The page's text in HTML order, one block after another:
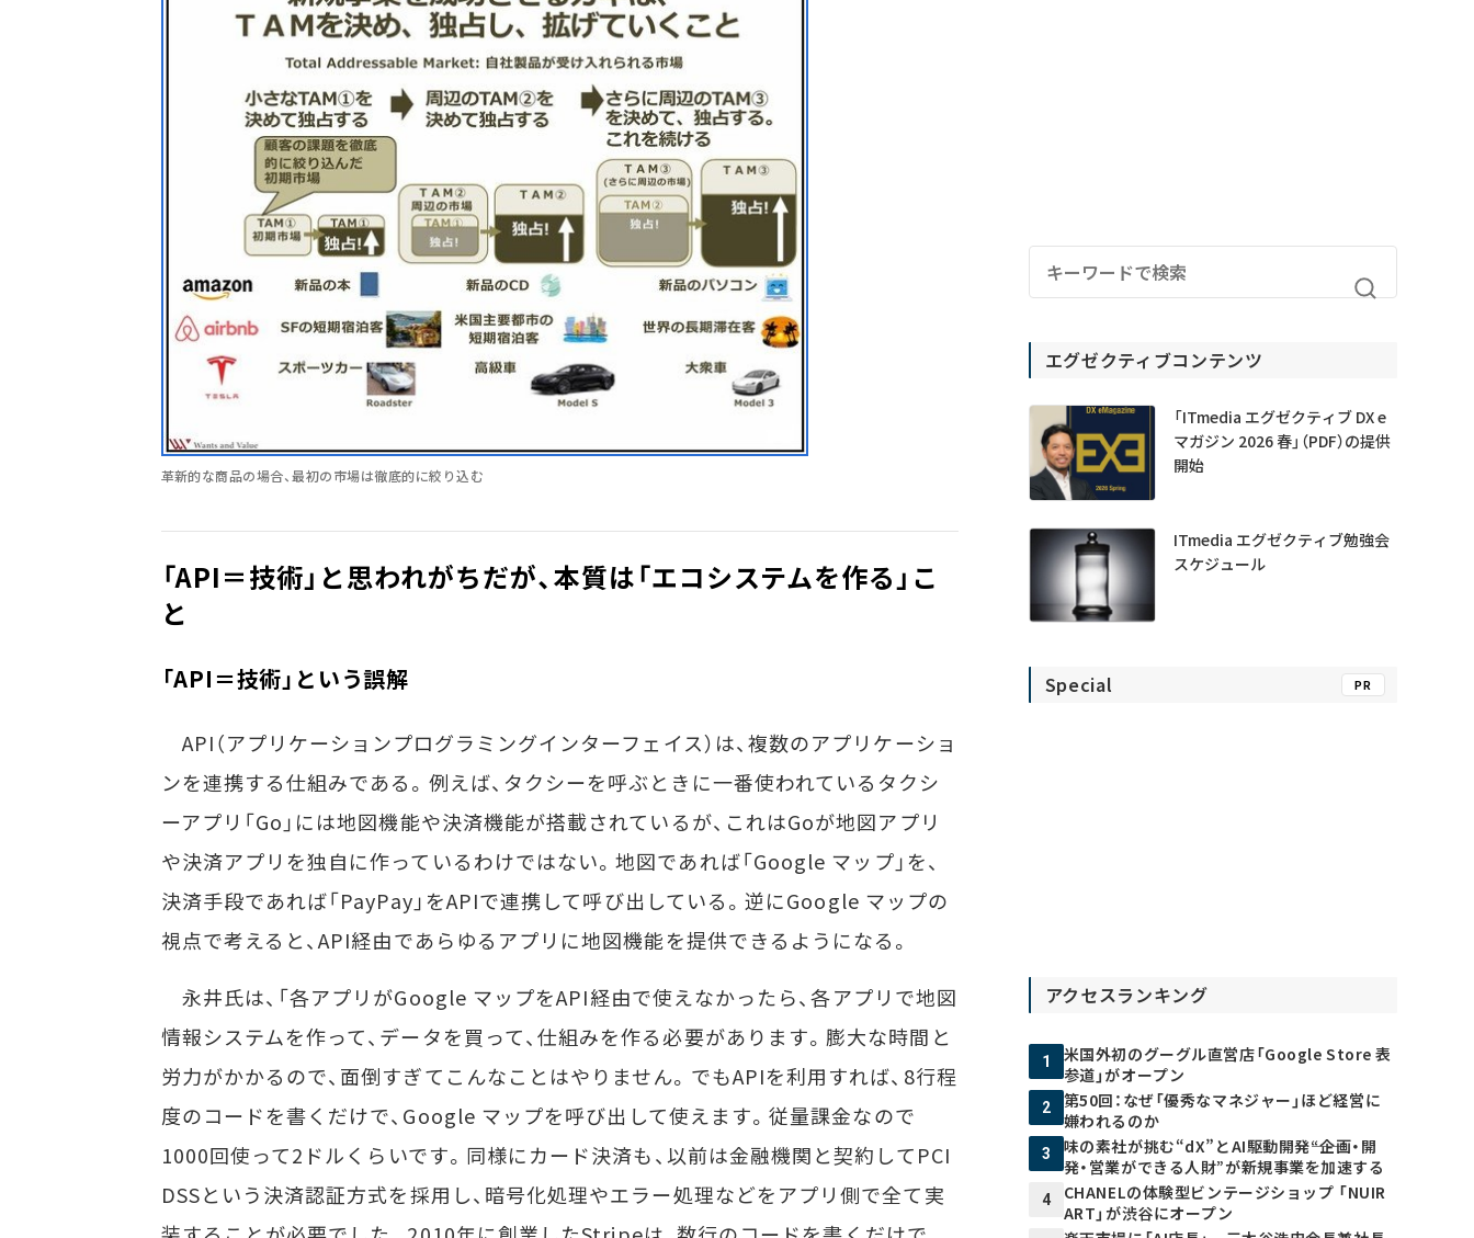
革新的な商品の場合、最初の市場は徹底的に絞り込む
「API＝技術」と思われがちだが、本質は「エコシステムを作る」こ
と
「API＝技術」という誤解
API（アプリケーションプログラミングインターフェイス）は、複数のアプリケーショ
ンを連携する仕組みである。例えば、タクシーを呼ぶときに一番使われているタクシ
ーアプリ「Go」には地図機能や決済機能が搭載されているが、これはGoが地図アプリ
や決済アプリを独自に作っているわけではない。地図であれば「Google マップ」を、
決済手段であれば「PayPay」をAPIで連携して呼び出している。逆にGoogle マップの
視点で考えると、API経由であらゆるアプリに地図機能を提供できるようになる。
永井氏は、「各アプリがGoogle マップをAPI経由で使えなかったら、各アプリで地図
情報システムを作って、データを買って、仕組みを作る必要があります。膨大な時間と
労力がかかるので、面倒すぎてこんなことはやりません。でもAPIを利用すれば、8行程
度のコードを書くだけで、Google マップを呼び出して使えます。従量課金なので
1000回使って2ドルくらいです。同様にカード決済も、以前は金融機関と契約してPCI
DSSという決済認証方式を採用し、暗号化処理やエラー処理などをアプリ側で全て実
エグゼクティブコンテンツ
「ITmedia エグゼクティブ DX e
マガジン 2026 春」（PDF）の提供
開始
ITmedia エグゼクティブ勉強会
スケジュール
Special PR
アクセスランキング
1
米国外初のグーグル直営店「Google Store 表
参道」がオープン
2
第50回：なぜ「優秀なマネジャー」ほど経営に
嫌われるのか
3
味の素社が挑む“dX”とAI駆動開発――“企画・開
発・営業ができる人財”が新規事業を加速する
4
CHANELの体験型ビンテージショップ 「NUIR
ART」が渋谷にオープン